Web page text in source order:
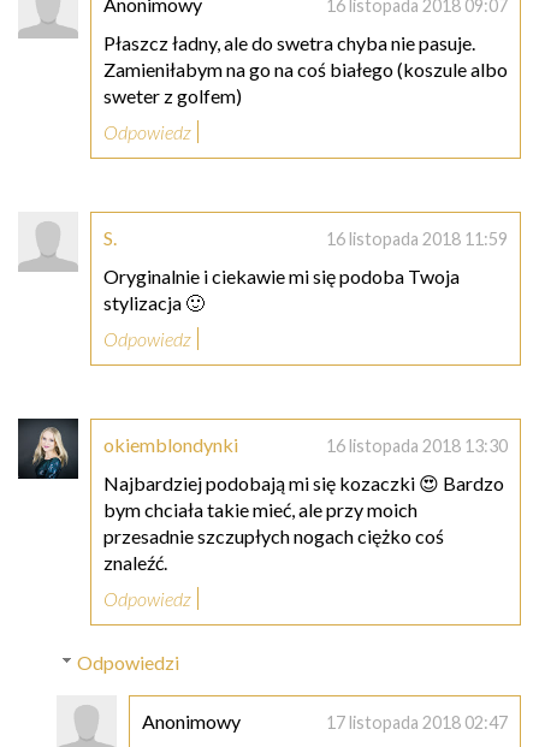
16 listopada 2018 09:07
Płaszcz ładny, ale do swetra chyba nie pasuje.
Zamieniłabym na go na coś białego (koszule albo
sweter z golfem)
Odpowiedz
S. 16 listopada 2018 11:59
Oryginalnie i ciekawie mi się podoba Twoja
stylizacja 🙂
Odpowiedz
okiemblondynki 16 listopada 2018 13:30
Najbardziej podobają mi się kozaczki 😍 Bardzo
bym chciała takie mieć, ale przy moich
przesadnie szczupłych nogach ciężko coś
znaleźć.
Odpowiedz
Odpowiedzi
Anonimowy 17 listopada 2018 02:47